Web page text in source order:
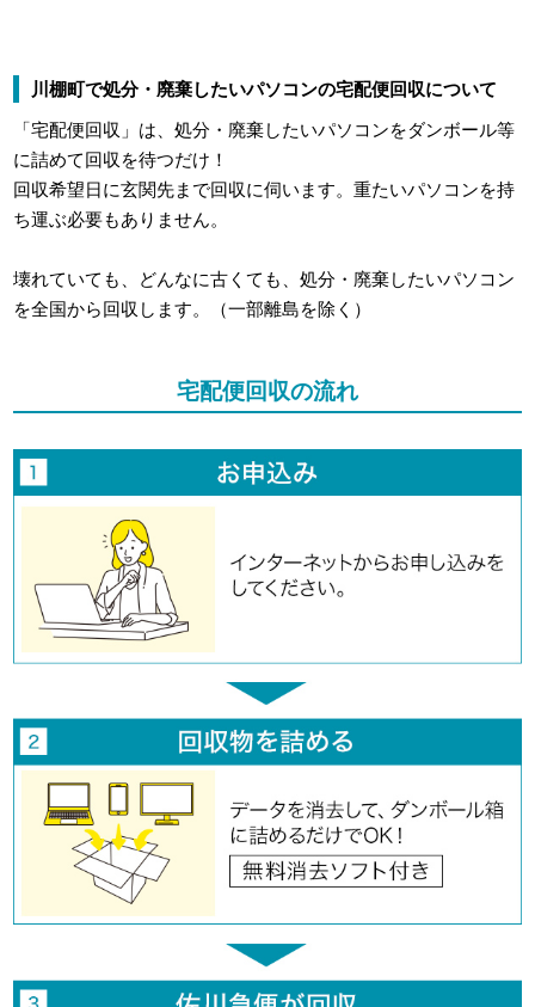
川棚町で処分・廃棄したいパソコンの宅配便回収について
「宅配便回収」は、処分・廃棄したいパソコンをダンボール等
に詰めて回収を待つだけ！
回収希望日に玄関先まで回収に伺います。重たいパソコンを持
ち運ぶ必要もありません。
壊れていても、どんなに古くても、処分・廃棄したいパソコン
を全国から回収します。（一部離島を除く）
宅配便回収の流れ